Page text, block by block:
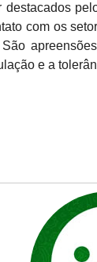
com os
e a